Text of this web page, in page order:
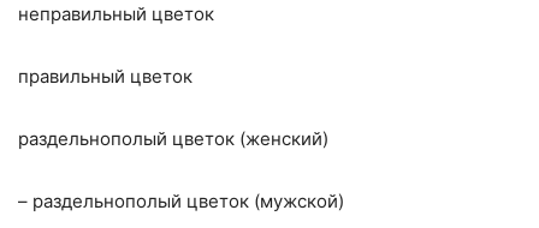
неправильный цветок
правильный цветок
раздельнополый цветок (женский)
– раздельнополый цветок (мужской)